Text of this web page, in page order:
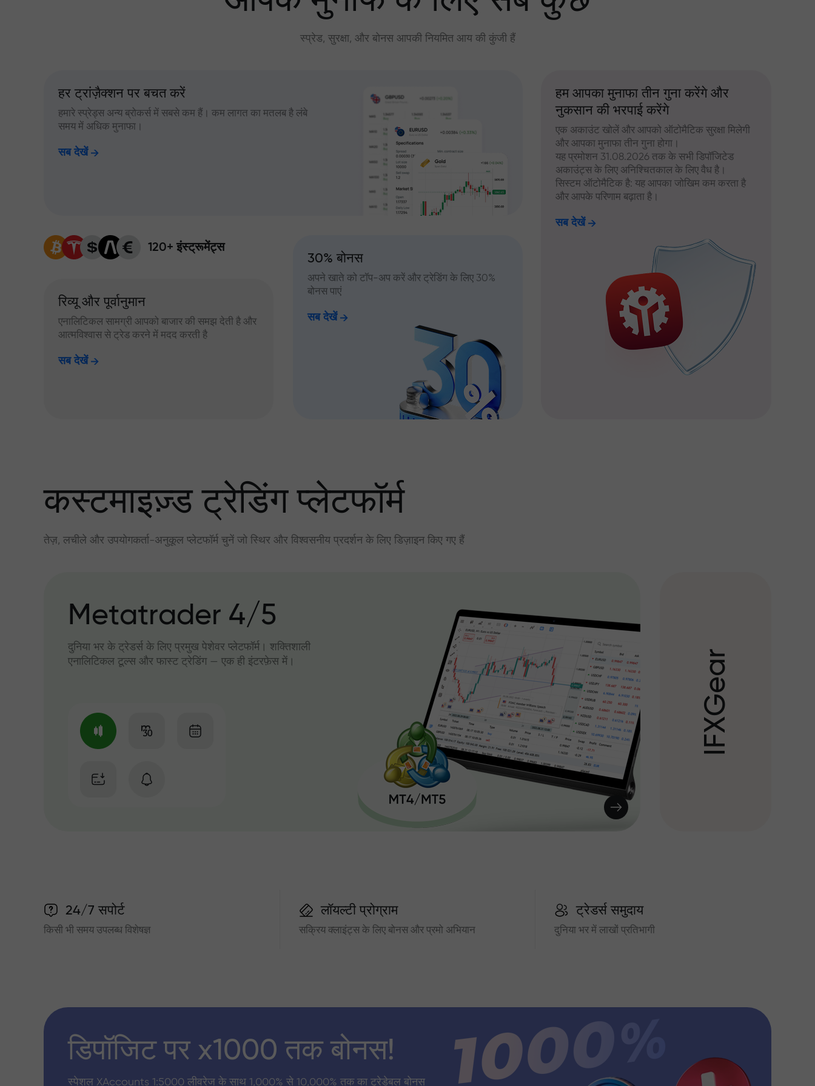
स्प्रेड, सुरक्षा, और बोनस आपकी नियमित आय की कुंजी हैं
हर ट्रांज़ैक्शन पर बचत करें
हमारे स्प्रेड्स अन्य ब्रोकर्स में सबसे कम हैं। कम लागत का मतलब है लंबे
समय में अधिक मुनाफा।
सब देखें
120+ इंस्ट्रूमेंट्स
रिव्यू और पूर्वानुमान
एनालिटिकल सामग्री आपको बाजार की समझ देती है और
आत्मविश्वास से ट्रेड करने में मदद करती है
सब देखें
30% बोनस
अपने खाते को टॉप-अप करें और ट्रेडिंग के लिए 30%
बोनस पाएं
सब देखें
हम आपका मुनाफा तीन गुना करेंगे और
नुकसान की भरपाई करेंगे
एक अकाउंट खोलें और आपको ऑटोमैटिक सुरक्षा मिलेगी
और आपका मुनाफा तीन गुना होगा।
यह प्रमोशन 31.08.2026 तक के सभी डिपॉजिटेड
अकाउंट्स के लिए अनिश्चितकाल के लिए वैध है।
सिस्टम ऑटोमैटिक है: यह आपका जोखिम कम करता है
और आपके परिणाम बढ़ाता है।
सब देखें
कस्टमाइज़्ड ट्रेडिंग प्लेटफॉर्म
तेज़, लचीले और उपयोगकर्ता-अनुकूल प्लेटफॉर्म चुनें जो स्थिर और विश्वसनीय प्रदर्शन के लिए डिज़ाइन किए गए हैं
Metatrader 4/5
दुनिया भर के ट्रेडर्स के लिए प्रमुख पेशेवर प्लेटफॉर्म। शक्तिशाली
एनालिटिकल टूल्स और फास्ट ट्रेडिंग — एक ही इंटरफ़ेस में।
I
F
X
G
e
a
r
24/7 सपोर्ट
किसी भी समय उपलब्ध विशेषज्ञ
लॉयल्टी प्रोग्राम
सक्रिय क्लाइंट्स के लिए बोनस और प्रमो अभियान
ट्रेडर्स समुदाय
दुनिया भर में लाखों प्रतिभागी
डिपॉजिट पर x1000 तक बोनस!
स्पेशल XAccounts 1:5000 लीवरेज के साथ 1,000% से 10,000% तक का ट्रेडेबल बोनस